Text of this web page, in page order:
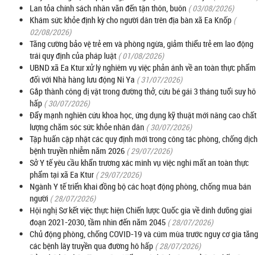
Lan tỏa chính sách nhân văn đến tận thôn, buôn ( 03/08/2026)
Khám sức khỏe định kỳ cho người dân trên địa bàn xã Ea Knốp (
02/08/2026)
Tăng cường bảo vệ trẻ em và phòng ngừa, giảm thiểu trẻ em lao động
trái quy định của pháp luật ( 01/08/2026)
UBND xã Ea Ktur xử lý nghiêm vụ việc phản ánh về an toàn thực phẩm
đối với Nhà hàng lưu động Ni Ya ( 31/07/2026)
Gắp thành công dị vật trong đường thở, cứu bé gái 3 tháng tuổi suy hô
hấp ( 30/07/2026)
Đẩy mạnh nghiên cứu khoa học, ứng dụng kỹ thuật mới nâng cao chất
lượng chăm sóc sức khỏe nhân dân ( 30/07/2026)
Tập huấn cập nhật các quy định mới trong công tác phòng, chống dịch
bệnh truyền nhiễm năm 2026 ( 29/07/2026)
Sở Y tế yêu cầu khẩn trương xác minh vụ việc nghi mất an toàn thực
phẩm tại xã Ea Ktur ( 29/07/2026)
Ngành Y tế triển khai đồng bộ các hoạt động phòng, chống mua bán
người ( 28/07/2026)
Hội nghị Sơ kết việc thực hiện Chiến lược Quốc gia về dinh dưỡng giai
đoạn 2021-2030, tầm nhìn đến năm 2045 ( 28/07/2026)
Chủ động phòng, chống COVID-19 và cúm mùa trước nguy cơ gia tăng
các bệnh lây truyền qua đường hô hấp ( 28/07/2026)